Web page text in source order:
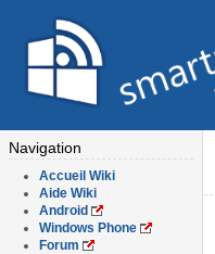
Navigation
Accueil Wiki
Aide Wiki
Android
Windows Phone
Forum